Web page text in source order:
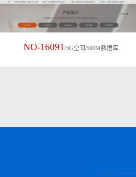
NO-16091 /5G空间/500M数据库